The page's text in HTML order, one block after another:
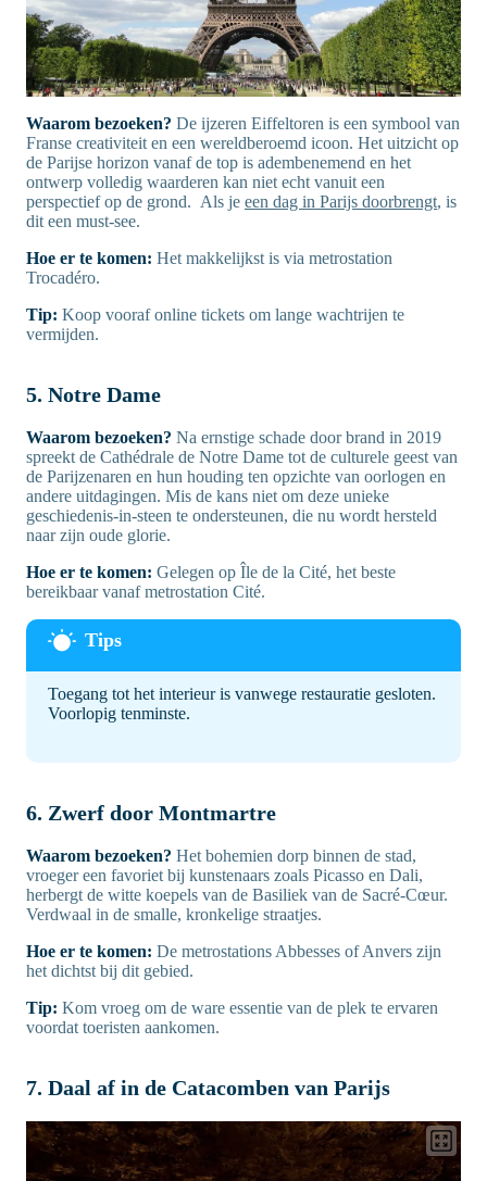
Waarom bezoeken? De ijzeren Eiffeltoren is een symbool van
Franse creativiteit en een wereldberoemd icoon. Het uitzicht op
de Parijse horizon vanaf de top is adembenemend en het
ontwerp volledig waarderen kan niet echt vanuit een
perspectief op de grond. Als je een dag in Parijs doorbrengt, is
dit een must-see.
Hoe er te komen: Het makkelijkst is via metrostation
Trocadéro.
Tip: Koop vooraf online tickets om lange wachtrijen te
vermijden.
5. Notre Dame
Waarom bezoeken? Na ernstige schade door brand in 2019
spreekt de Cathédrale de Notre Dame tot de culturele geest van
de Parijzenaren en hun houding ten opzichte van oorlogen en
andere uitdagingen. Mis de kans niet om deze unieke
geschiedenis-in-steen te ondersteunen, die nu wordt hersteld
naar zijn oude glorie.
Hoe er te komen: Gelegen op Île de la Cité, het beste
bereikbaar vanaf metrostation Cité.
Toegang tot het interieur is vanwege restauratie gesloten.
Voorlopig tenminste.
6. Zwerf door Montmartre
Waarom bezoeken? Het bohemien dorp binnen de stad,
vroeger een favoriet bij kunstenaars zoals Picasso en Dali,
herbergt de witte koepels van de Basiliek van de Sacré-Cœur.
Verdwaal in de smalle, kronkelige straatjes.
Hoe er te komen: De metrostations Abbesses of Anvers zijn
het dichtst bij dit gebied.
Tip: Kom vroeg om de ware essentie van de plek te ervaren
voordat toeristen aankomen.
7. Daal af in de Catacomben van Parijs